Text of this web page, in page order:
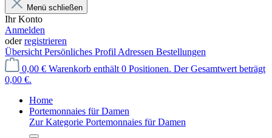
Menü schließen
Ihr Konto
Anmelden
oderregistrieren
Übersicht Persönliches Profil Adressen Bestellungen
0,00 € Warenkorb enthält 0 Positionen. Der Gesamtwert beträgt
0,00 €.
Home
Portemonnaies für Damen
Zur Kategorie Portemonnaies für Damen